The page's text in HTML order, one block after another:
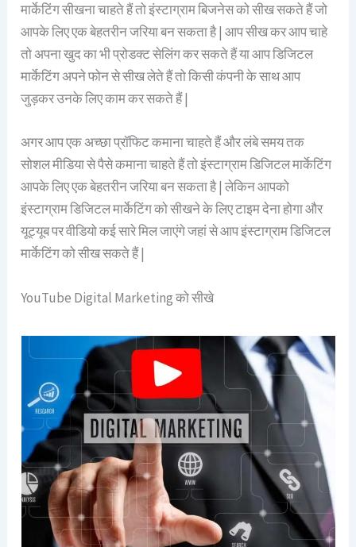
मार्केटिंग सीखना चाहते हैं तो इंस्टाग्राम बिजनेस को सीख सकते हैं जो
आपके लिए एक बेहतरीन जरिया बन सकता है | आप सीख कर आप चाहे
तो अपना खुद का भी प्रोडक्ट सेलिंग कर सकते हैं या आप डिजिटल
मार्केटिंग अपने फोन से सीख लेते हैं तो किसी कंपनी के साथ आप
जुड़कर उनके लिए काम कर सकते हैं |
अगर आप एक अच्छा प्रॉफिट कमाना चाहते हैं और लंबे समय तक
सोशल मीडिया से पैसे कमाना चाहते हैं तो इंस्टाग्राम डिजिटल मार्केटिंग
आपके लिए एक बेहतरीन जरिया बन सकता है | लेकिन आपको
इंस्टाग्राम डिजिटल मार्केटिंग को सीखने के लिए टाइम देना होगा और
यूट्यूब पर वीडियो कई सारे मिल जाएंगे जहां से आप इंस्टाग्राम डिजिटल
मार्केटिंग को सीख सकते हैं |
YouTube Digital Marketing को सीखे